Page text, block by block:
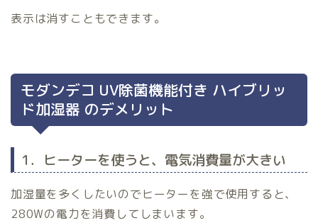
表示は消すこともできます。
モダンデコ UV除菌機能付き ハイブリッ
ド加湿器 のデメリット
1．ヒーターを使うと、電気消費量が大きい
加湿量を多くしたいのでヒーターを強で使用すると、
280Wの電力を消費してしまいます。